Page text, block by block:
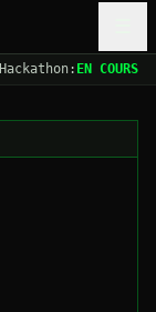
Hackathon: EN COURS